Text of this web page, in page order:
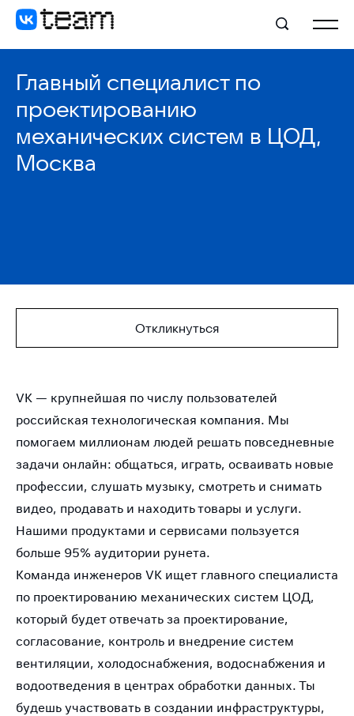
Главный специалист по
проектированию
механических систем в ЦОД,
Москва
Откликнуться
VK — крупнейшая по числу пользователей
российская технологическая компания. Мы
помогаем миллионам людей решать повседневные
задачи онлайн: общаться, играть, осваивать новые
профессии, слушать музыку, смотреть и снимать
видео, продавать и находить товары и услуги.
Нашими продуктами и сервисами пользуется
больше 95% аудитории рунета.
Команда инженеров VK ищет главного специалиста
по проектированию механических систем ЦОД,
который будет отвечать за проектирование,
согласование, контроль и внедрение систем
вентиляции, холодоснабжения, водоснабжения и
водоотведения в центрах обработки данных. Ты
будешь участвовать в создании инфраструктуры,